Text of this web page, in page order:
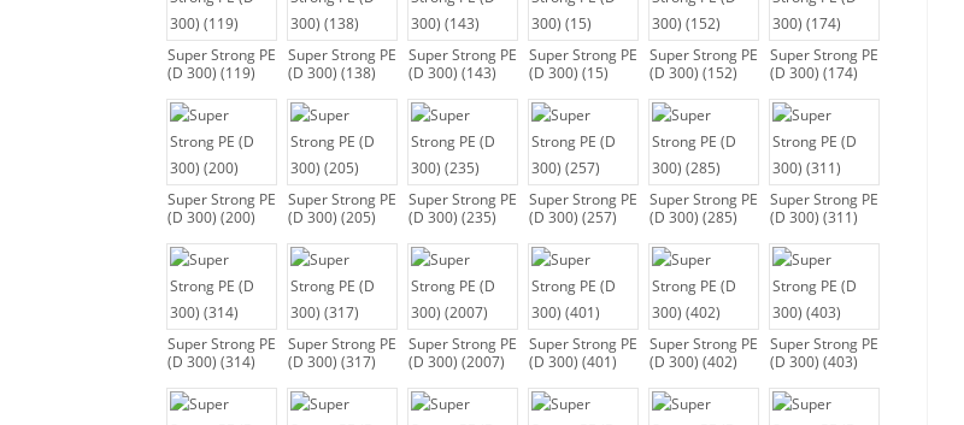
Super Strong PE
(D 300) (119)
Super Strong PE
(D 300) (138)
Super Strong PE
(D 300) (143)
Super Strong PE
(D 300) (15)
Super Strong PE
(D 300) (152)
Super Strong PE
(D 300) (174)
Super Strong PE
(D 300) (200)
Super Strong PE
(D 300) (205)
Super Strong PE
(D 300) (235)
Super Strong PE
(D 300) (257)
Super Strong PE
(D 300) (285)
Super Strong PE
(D 300) (311)
Super Strong PE
(D 300) (314)
Super Strong PE
(D 300) (317)
Super Strong PE
(D 300) (2007)
Super Strong PE
(D 300) (401)
Super Strong PE
(D 300) (402)
Super Strong PE
(D 300) (403)